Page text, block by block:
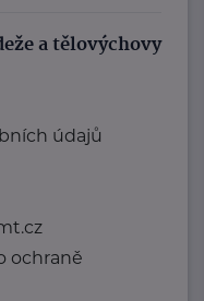
a tělovýchovy
údajů
ochraně